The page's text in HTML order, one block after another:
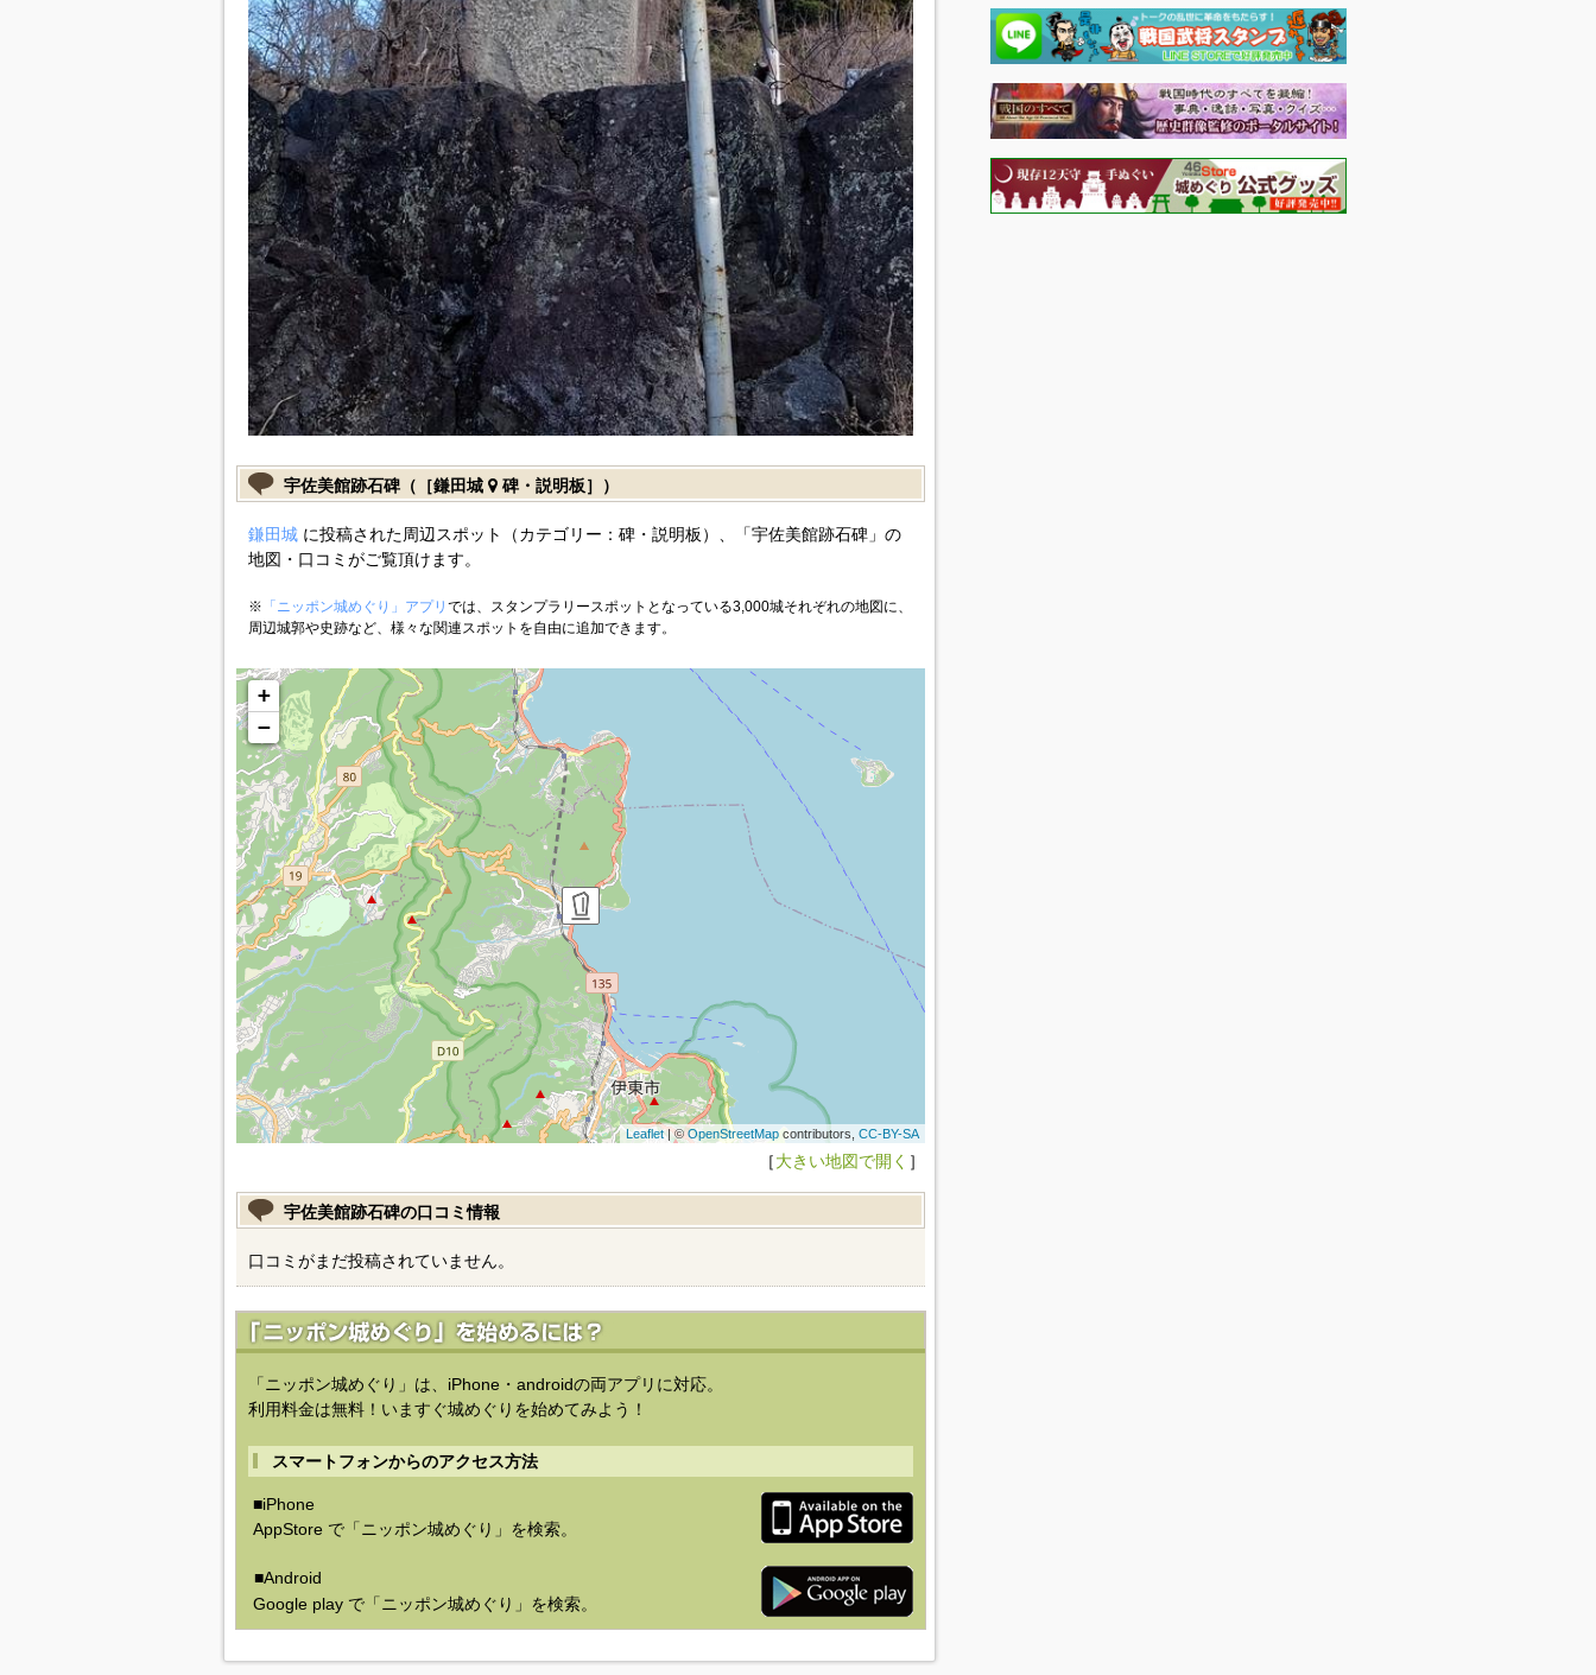
宇佐美館跡石碑（［鎌田城 碑・説明板］）
鎌田城に投稿された周辺スポット（カテゴリー：碑・説明板）、「宇佐美館跡石碑」の
地図・口コミがご覧頂けます。
※ 「ニッポン城めぐり」アプリ では、スタンプラリースポットとなっている3,000城それぞれの地図に、
周辺城郭や史跡など、様々な関連スポットを自由に追加できます。
+
−
Leaflet| © OpenStreetMapcontributors, CC-BY-SA
［大きい地図で開く ］
宇佐美館跡石碑の口コミ情報
口コミがまだ投稿されていません。
「ニッポン城めぐり」は、iPhone・androidの両アプリに対応。
利用料金は無料！いますぐ城めぐりを始めてみよう！
スマートフォンからのアクセス方法
■iPhone
AppStore で「ニッポン城めぐり」を検索。
■Android
Google play で「ニッポン城めぐり」を検索。